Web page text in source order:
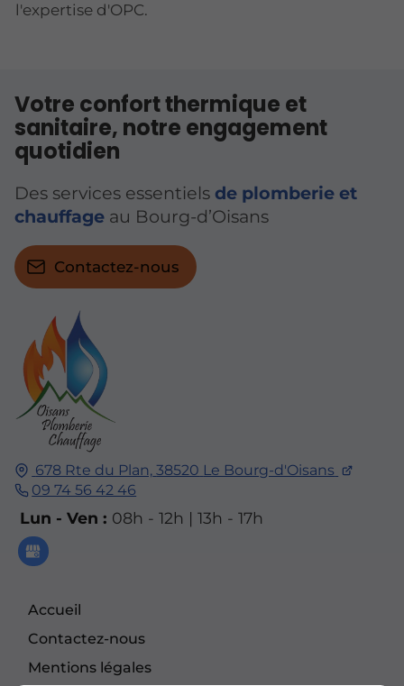
l'expertise d'OPC.
678 Rte du Plan, 38520 Le Bourg-d'Oisans
09 74 56 42 46
Lun - Ven : 08h - 12h | 13h - 17h
Accueil
Contactez-nous
Mentions légales
Votre confort thermique et
sanitaire, notre engagement
quotidien
Des services essentiels de plomberie et
chauffage au Bourg-d’Oisans
Contactez-nous